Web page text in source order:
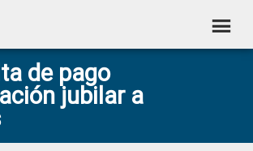
de herramientas
de pago
jubilar a